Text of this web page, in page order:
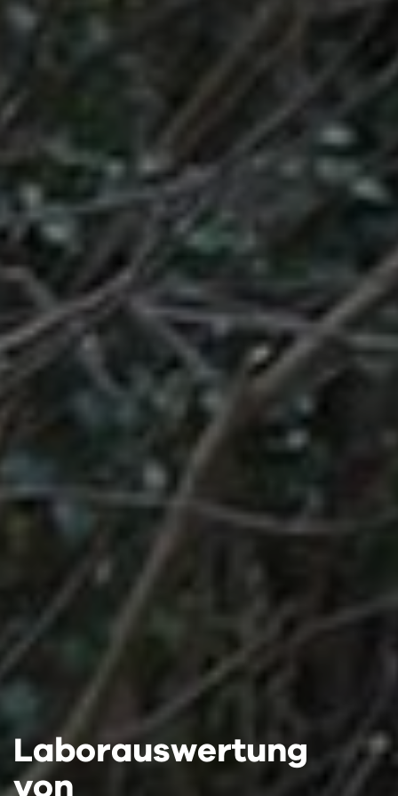
Laborauswertung
von
Laborauswertung
von
Laborauswertung
von